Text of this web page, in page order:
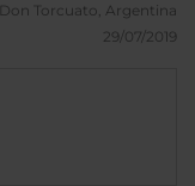
Don Torcuato, Argentina
29/07/2019